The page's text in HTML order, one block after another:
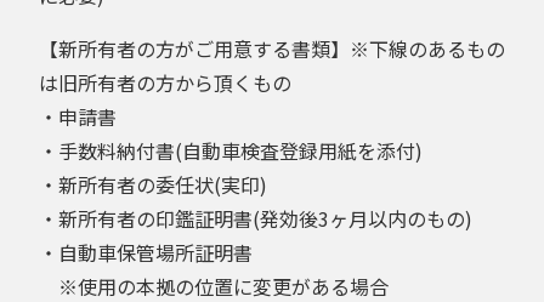
【新所有者の方がご用意する書類】※下線のあるもの
は旧所有者の方から頂くもの
・申請書
・手数料納付書(自動車検査登録用紙を添付)
・新所有者の委任状(実印)
・新所有者の印鑑証明書(発効後3ヶ月以内のもの)
・自動車保管場所証明書
※使用の本拠の位置に変更がある場合